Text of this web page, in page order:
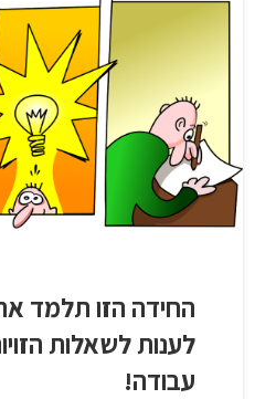
החידה הזו תלמד
לענות לשאלות
עבודה!